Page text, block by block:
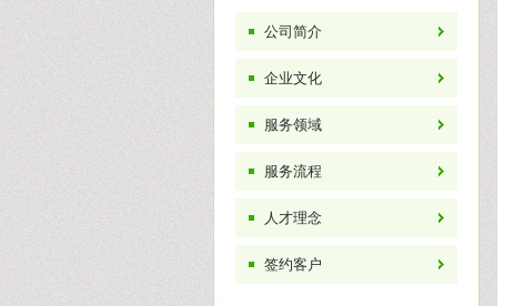
公司简介
企业文化
服务领域
服务流程
人才理念
签约客户